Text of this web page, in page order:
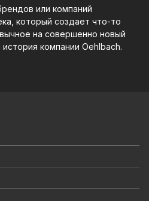
или компаний
который создает что-то
на совершенно новый
компании Oehlbach.